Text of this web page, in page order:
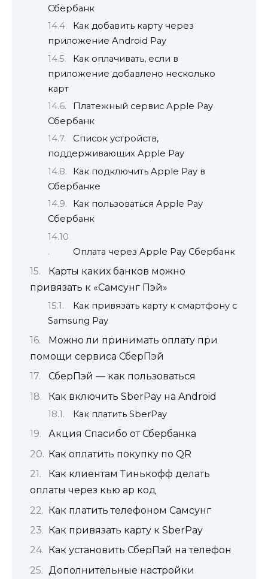
Сбербанк
Как добавить карту через
приложение Android Pay
Как оплачивать, если в
приложение добавлено несколько
карт
Платежный сервис Apple Pay
Сбербанк
Список устройств,
поддерживающих Apple Pay
Как подключить Apple Pay в
Сбербанке
Как пользоваться Apple Pay
Сбербанк
Оплата через Apple Pay Сбербанк
Карты каких банков можно
привязать к «Самсунг Пэй»
Как привязать карту к смартфону с
Samsung Pay
Можно ли принимать оплату при
помощи сервиса СберПэй
СберПэй — как пользоваться
Как включить SberPay на Android
Как платить SberPay
Акция Спасибо от Сбербанка
Как оплатить покупку по QR
Как клиентам Тинькофф делать
оплаты через кью ар код
Как платить телефоном Самсунг
Как привязать карту к SberPay
Как установить СберПэй на телефон
Дополнительные настройки